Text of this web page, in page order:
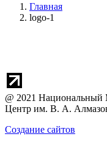
Главная
logo-1
@ 2021 Национальный
Центр им. В. А.
Создание сайтов